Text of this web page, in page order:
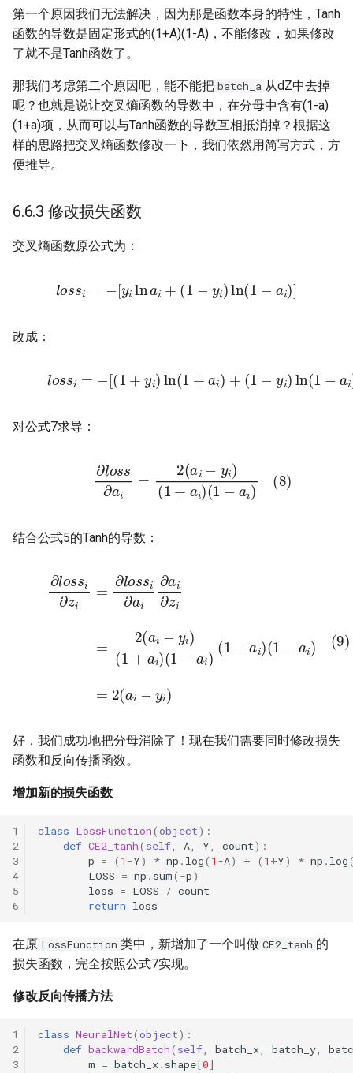
第一个原因我们无法解决，因为那是函数本身的特性，Tanh
函数的导数是固定形式的(1+A)(1-A)，不能修改，如果修改
了就不是Tanh函数了。
那我们考虑第二个原因吧，能不能把 batch_a 从dZ中去掉
呢？也就是说让交叉熵函数的导数中，在分母中含有(1-a)
(1+a)项，从而可以与Tanh函数的导数互相抵消掉？根据这
样的思路把交叉熵函数修改一下，我们依然用简写方式，方
便推导。
6.6.3 修改损失函数
交叉熵函数原公式为：
=− [yiln + (1− )ln(1−a
改成：
ssi − [(1+yi)ln (1 + ai + (1 )ln( 1−a
对公式7求导：
∂loss∂ i−yi +ai
结合公式5的Tanh的导数：
si∂zi= ssi∂ai∂ ai∂
(1− ai)=
好，我们成功地把分母消除了！现在我们需要同时修改损失
函数和反向传播函数。
增加新的损失函数
class LossFunction(object):
def CE2_tanh( self, A, Y, count):
p = ( 1 -Y) * np . log( 1 -A) + ( 1 +Y) * np . log
LOSS = np . sum( -p)
loss = LOSS / count
return loss
在原 LossFunction 类中，新增加了一个叫做 CE2_tanh 的
损失函数，完全按照公式7实现。
修改反向传播方法
class NeuralNet(object):
def backwardBatch( self, batch_x, batch_y,
m = batch_x. shape[0]